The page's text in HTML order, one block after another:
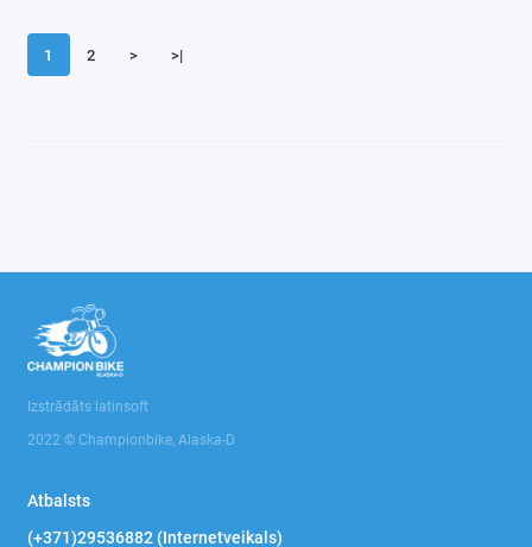
1 2 > >|
Izstrādāts latinsoft
2022 © Championbike, Alaska-D
Atbalsts
(+371)29536882 (Internetveikals)